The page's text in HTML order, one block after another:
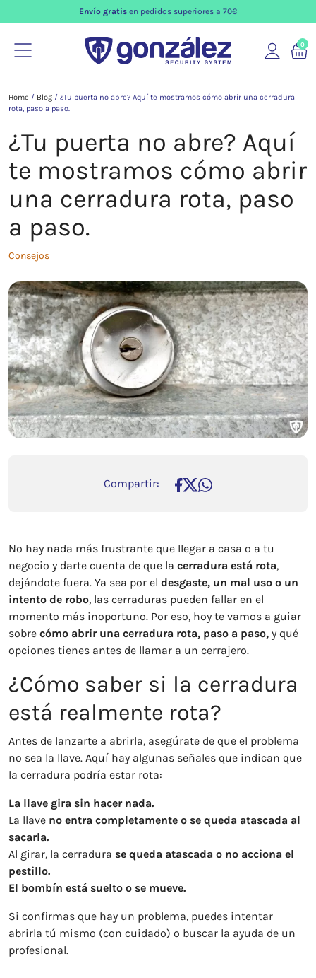
Envío gratis en pedidos superiores a 70€
0
Home / Blog / ¿Tu puerta no abre? Aquí te mostramos cómo abrir una cerradura
rota, paso a paso.
¿Tu puerta no abre? Aquí
te mostramos cómo abrir
una cerradura rota, paso
a paso.
Consejos
Compartir:
No hay nada más frustrante que llegar a casa o a tu
negocio y darte cuenta de que la cerradura está rota,
dejándote fuera. Ya sea por el desgaste, un mal uso o un
intento de robo, las cerraduras pueden fallar en el
momento más inoportuno. Por eso, hoy te vamos a guiar
sobre cómo abrir una cerradura rota, paso a paso, y qué
opciones tienes antes de llamar a un cerrajero.
¿Cómo saber si la cerradura
está realmente rota?
Antes de lanzarte a abrirla, asegúrate de que el problema
no sea la llave. Aquí hay algunas señales que indican que
la cerradura podría estar rota:
La llave gira sin hacer nada.
La llave no entra completamente o se queda atascada al
sacarla.
Al girar, la cerradura se queda atascada o no acciona el
pestillo.
El bombín está suelto o se mueve.
Si confirmas que hay un problema, puedes intentar
abrirla tú mismo (con cuidado) o buscar la ayuda de un
profesional.